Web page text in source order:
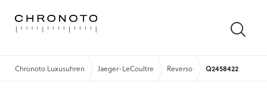
Chronoto Luxusuhren Jaeger-LeCoultre Reverso Q2458422